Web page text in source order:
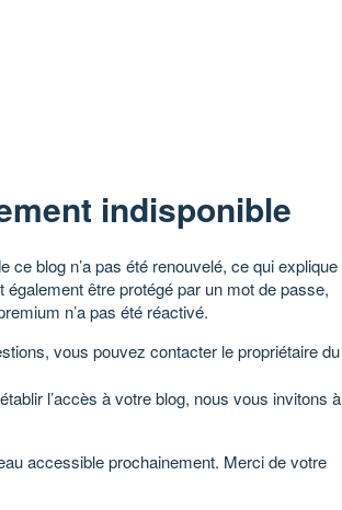
indisponible
ce blog n’a pas été renouvelé, ce qui explique
être protégé par un mot de passe,
n’a pas été réactivé.
vous pouvez contacter le propriétaire du
l’accès à votre blog, nous vous invitons à
accessible prochainement. Merci de votre